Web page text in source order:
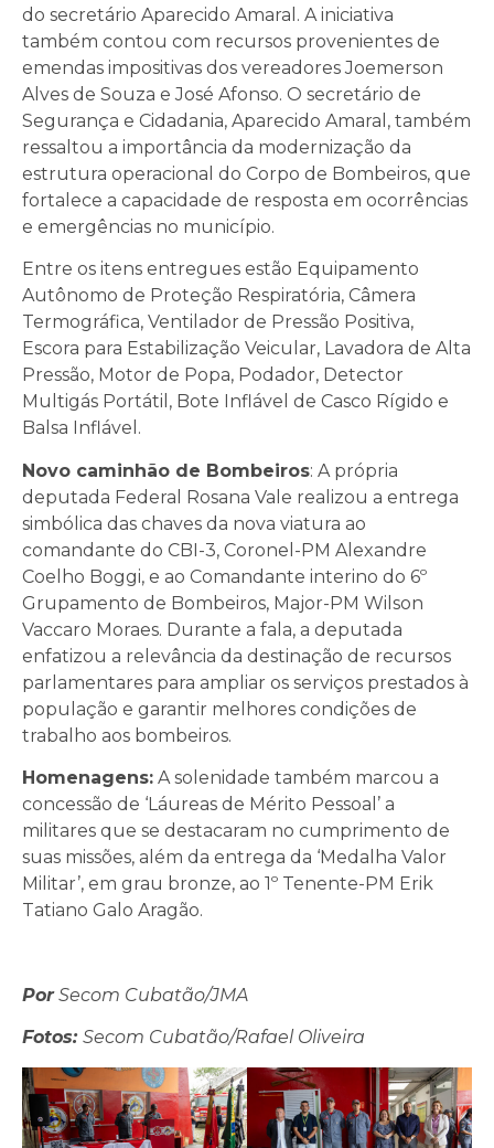
do secretário Aparecido Amaral. A iniciativa
também contou com recursos provenientes de
emendas impositivas dos vereadores Joemerson
Alves de Souza e José Afonso. O secretário de
Segurança e Cidadania, Aparecido Amaral, também
ressaltou a importância da modernização da
estrutura operacional do Corpo de Bombeiros, que
fortalece a capacidade de resposta em ocorrências
e emergências no município.
Entre os itens entregues estão Equipamento
Autônomo de Proteção Respiratória, Câmera
Termográfica, Ventilador de Pressão Positiva,
Escora para Estabilização Veicular, Lavadora de Alta
Pressão, Motor de Popa, Podador, Detector
Multigás Portátil, Bote Inflável de Casco Rígido e
Balsa Inflável.
Novo caminhão de Bombeiros: A própria
deputada Federal Rosana Vale realizou a entrega
simbólica das chaves da nova viatura ao
comandante do CBI-3, Coronel-PM Alexandre
Coelho Boggi, e ao Comandante interino do 6º
Grupamento de Bombeiros, Major-PM Wilson
Vaccaro Moraes. Durante a fala, a deputada
enfatizou a relevância da destinação de recursos
parlamentares para ampliar os serviços prestados à
população e garantir melhores condições de
trabalho aos bombeiros.
Homenagens: A solenidade também marcou a
concessão de ‘Láureas de Mérito Pessoal’ a
militares que se destacaram no cumprimento de
suas missões, além da entrega da ‘Medalha Valor
Militar’, em grau bronze, ao 1º Tenente-PM Erik
Tatiano Galo Aragão.
PorSecom Cubatão/JMA
Fotos: Secom Cubatão/Rafael Oliveira